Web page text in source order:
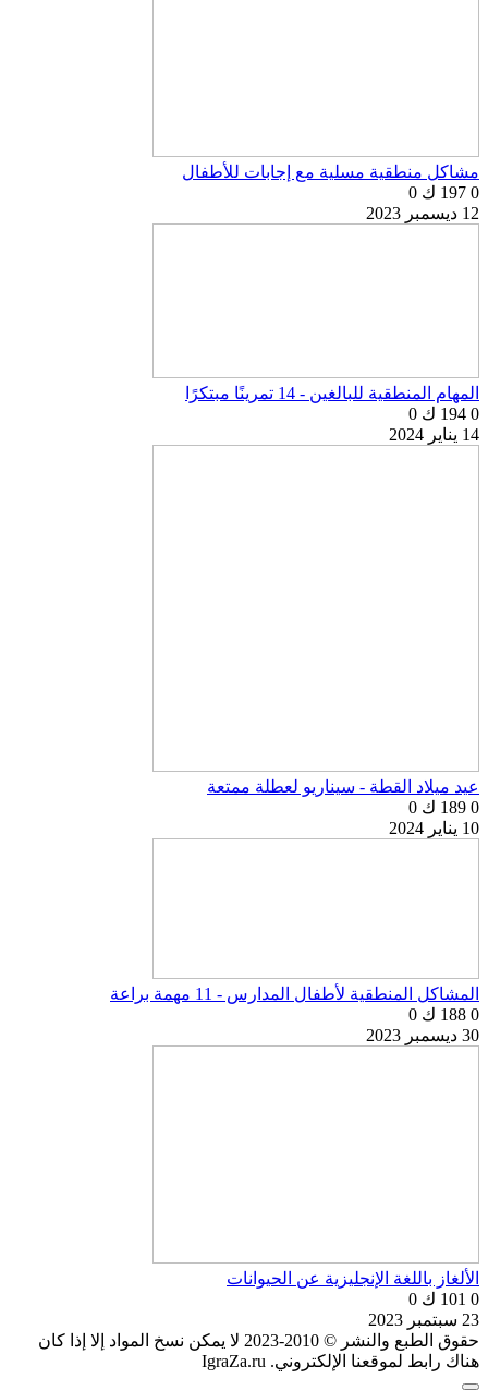
مشاكل منطقية مسلية مع إجابات للأطفال
0 197 ك
0
12 ديسمبر 2023
المهام المنطقية للبالغين - 14 تمرينًا مبتكرًا
0 194 ك
0
14 يناير 2024
عيد ميلاد القطة - سيناريو لعطلة ممتعة
0 189 ك
0
10 يناير 2024
المشاكل المنطقية لأطفال المدارس - 11 مهمة براعة
0 188 ك
0
30 ديسمبر 2023
الألغاز باللغة الإنجليزية عن الحيوانات
0 101 ك
0
23 سبتمبر 2023
حقوق الطبع والنشر © 2010-2023 لا يمكن نسخ المواد إلا إذا كان
هناك رابط لموقعنا الإلكتروني. IgraZa.ru